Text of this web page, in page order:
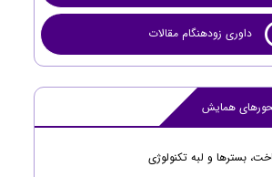
داوری زودهنگام مقالات
همایش
بسترها و لبه تکنولوژی